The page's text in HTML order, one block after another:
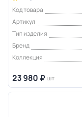
Код товара
Артикул
Тип изделия
Бренд
Коллекция
23 980 ₽ шт